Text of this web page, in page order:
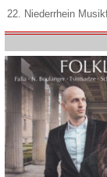
22. Niederrhein